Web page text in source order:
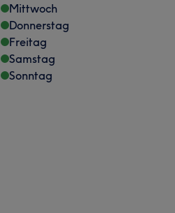
Mittwoch
Donnerstag
Freitag
Samstag
Sonntag